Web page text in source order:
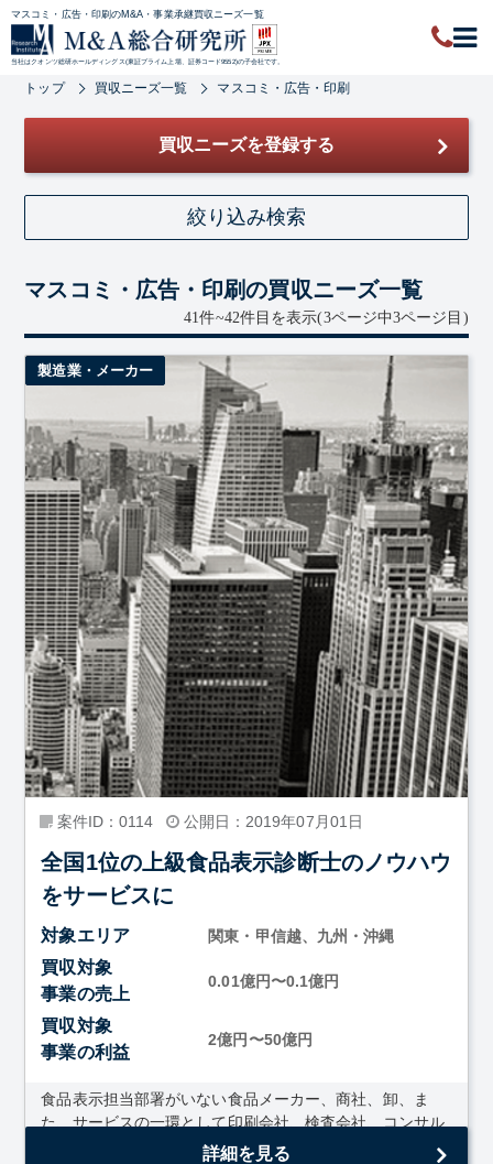
マスコミ・広告・印刷のM&A・事業承継買収ニーズ一覧
当社はクオンツ総研ホールディングス(東証プライム上場、証券コード9552)の子会社です。
トップ 買収ニーズ一覧 マスコミ・広告・印刷
買収ニーズを登録する
絞り込み検索
地域
業種
マスコミ・広告・印刷の買収ニーズ一覧
41件~42件目を表示(3ページ中3ページ目)
製造業・メーカー
案件ID：0114 公開日：2019年07月01日
全国1位の上級食品表示診断士のノウハウ
をサービスに
対象エリア 関東・甲信越、九州・沖縄
買収対象
事業の売上
0.01億円〜0.1億円
買収対象
事業の利益
2億円〜50億円
食品表示担当部署がいない食品メーカー、商社、卸、ま
た、サービスの一環として印刷会社、検査会社、コンサル
ティング会社の１部署として。 非常に複雑...
詳細を見る